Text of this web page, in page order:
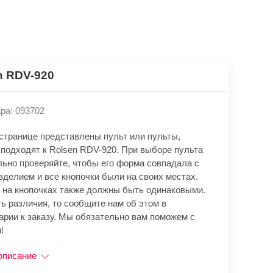
RDV-920
093702
представлены пульт или пульты,
к Rolsen RDV-920. При выборе пульта
проверяйте, чтобы его форма совпадала с
и все кнопочки были на своих местах.
кнопочках также должны быть одинаковыми.
различия, то сообщите нам об этом в
к заказу. Мы обязательно вам поможем с